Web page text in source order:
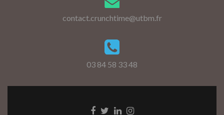
contact.crunchtime@utbm.fr
03 84 58 33 48
Go Go Go Go